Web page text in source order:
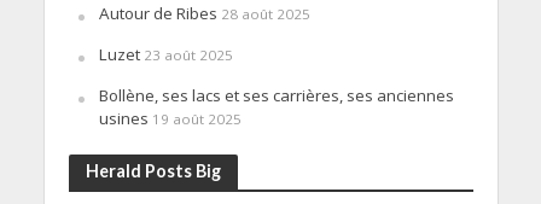
Autour de Ribes 28 août 2025
Luzet 23 août 2025
Bollène, ses lacs et ses carrières, ses anciennes
usines 19 août 2025
Herald Posts Big